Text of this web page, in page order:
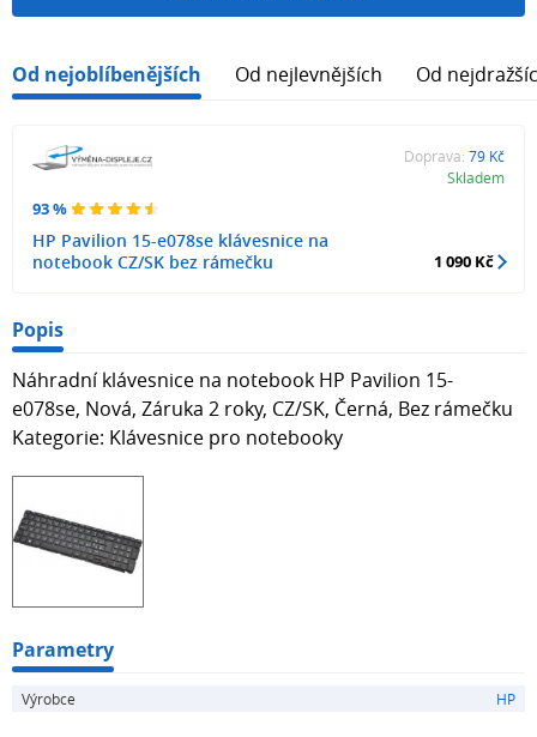
Od nejoblíbenějších Od nejlevnějších Od
93 %
HP Pavilion 15-e078se klávesnice na
notebook CZ/SK bez rámečku
Doprava: 79 Kč
Skladem
1 090 Kč
Popis
Náhradní klávesnice na notebook HP Pavilion 15-
e078se, Nová, Záruka 2 roky, CZ/SK, Černá, Bez rámečku
Kategorie: Klávesnice pro notebooky
Parametry
Výrobce HP